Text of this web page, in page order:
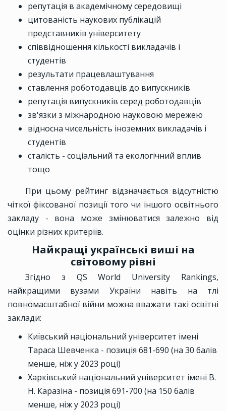
репутація в академічному середовищі
цитованість наукових публікацій
представників університету
співвідношення кількості викладачів і
студентів
результати працевлаштування
ставлення роботодавців до випускників
репутація випускників серед роботодавців
зв'язки з міжнародною науковою мережею
відносна чисельність іноземних викладачів і
студентів
сталість - соціальний та екологічний вплив
тощо
При цьому рейтинг відзначається відсутністю
чіткої фіксованої позиції того чи іншого освітнього
закладу - вона може змінюватися залежно від
оцінки різних критеріїв.
Найкращі українські виші на
світовому рівні
Згідно з QS World University Rankings,
найкращими вузами України навіть на тлі
повномасштабної війни можна вважати такі освітні
заклади:
Київський національний університет імені
Тараса Шевченка - позиція 681-690 (на 30 балів
менше, ніж у 2023 році)
Харківський національний університет імені В.
Н. Каразіна - позиція 691-700 (на 150 балів
менше, ніж у 2023 році)